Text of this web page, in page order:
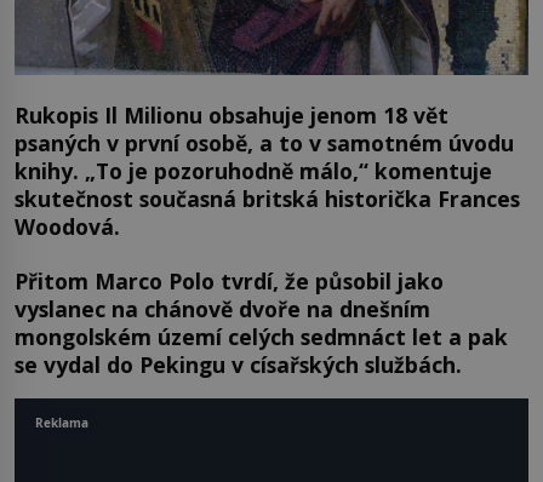
Rukopis Il Milionu obsahuje jenom 18 vět
psaných v první osobě, a to v samotném úvodu
knihy. „To je pozoruhodně málo,“ komentuje
skutečnost současná britská historička Frances
Woodová.
Přitom Marco Polo tvrdí, že působil jako
vyslanec na chánově dvoře na dnešním
mongolském území celých sedmnáct let a pak
se vydal do Pekingu v císařských službách.
Reklama